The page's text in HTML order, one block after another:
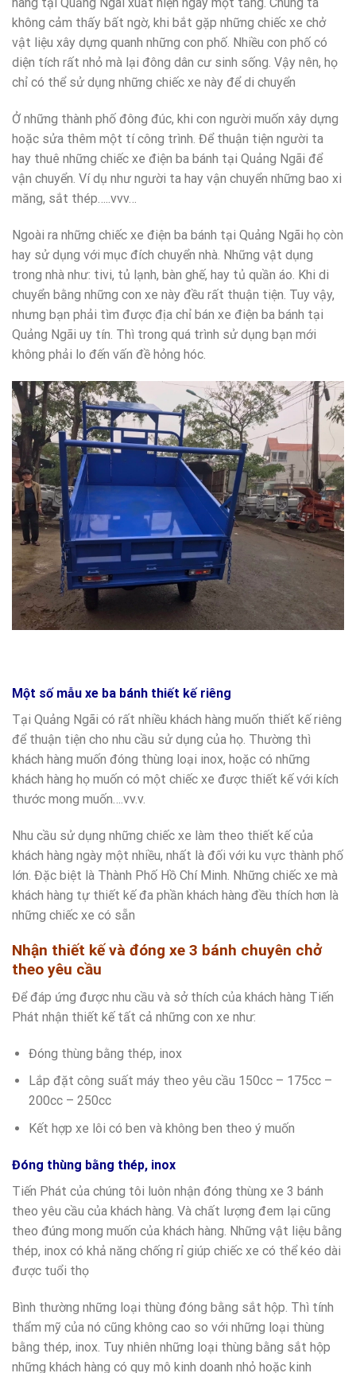
hàng tại Quảng Ngãi xuất hiện ngày một tăng. Chúng ta
không cảm thấy bất ngờ, khi bắt gặp những chiếc xe chở
vật liệu xây dựng quanh những con phố. Nhiều con phố có
diện tích rất nhỏ mà lại đông dân cư sinh sống. Vậy nên, họ
chỉ có thể sử dụng những chiếc xe này để di chuyển
Ở những thành phố đông đúc, khi con người muốn xây dựng
hoặc sửa thêm một tí công trình. Để thuận tiện người ta
hay thuê những chiếc xe điện ba bánh tại Quảng Ngãi để
vận chuyển. Ví dụ như người ta hay vận chuyển những bao xi
măng, sắt thép…..vvv…
Ngoài ra những chiếc xe điện ba bánh tại Quảng Ngãi họ còn
hay sử dụng với mục đích chuyển nhà. Những vật dụng
trong nhà như: tivi, tủ lạnh, bàn ghế, hay tủ quần áo. Khi di
chuyển bằng những con xe này đều rất thuận tiện. Tuy vậy,
nhưng bạn phải tìm được địa chỉ bán xe điện ba bánh tại
Quảng Ngãi uy tín. Thì trong quá trình sử dụng bạn mới
không phải lo đến vấn đề hỏng hóc.
Một số mẫu xe ba bánh thiết kế riêng
Tại Quảng Ngãi có rất nhiều khách hàng muốn thiết kế riêng
để thuận tiện cho nhu cầu sử dụng của họ. Thường thì
khách hàng muốn đóng thùng loại inox, hoặc có những
khách hàng họ muốn có một chiếc xe được thiết kế với kích
thước mong muốn….vv.v.
Nhu cầu sử dụng những chiếc xe làm theo thiết kế của
khách hàng ngày một nhiều, nhất là đối với ku vực thành phố
lớn. Đặc biệt là Thành Phố Hồ Chí Minh. Những chiếc xe mà
khách hàng tự thiết kế đa phần khách hàng đều thích hơn là
những chiếc xe có sẵn
Nhận thiết kế và đóng xe 3 bánh chuyên chở
theo yêu cầu
Để đáp ứng được nhu cầu và sở thích của khách hàng Tiến
Phát nhận thiết kế tất cả những con xe như:
Đóng thùng bằng thép, inox
Lắp đặt công suất máy theo yêu cầu 150cc – 175cc –
200cc – 250cc
Kết hợp xe lôi có ben và không ben theo ý muốn
Đóng thùng bằng thép, inox
Tiến Phát của chúng tôi luôn nhận đóng thùng xe 3 bánh
theo yêu cầu của khách hàng. Và chất lượng đem lại cũng
theo đúng mong muốn của khách hàng. Những vật liệu bằng
thép, inox có khả năng chống rỉ giúp chiếc xe có thể kéo dài
được tuổi thọ
Bình thường những loại thùng đóng bằng sắt hộp. Thì tính
thẩm mỹ của nó cũng không cao so với những loại thùng
bằng thép, inox. Tuy nhiên những loại thùng bằng sắt hộp
những khách hàng có quy mô kinh doanh nhỏ hoặc kinh